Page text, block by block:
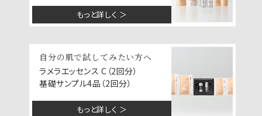
もっと詳しく ＞
自分の肌で試してみたい方へ
ラメラエッセンス C（2回分）
基礎サンプル4品（2回分）
もっと詳しく ＞